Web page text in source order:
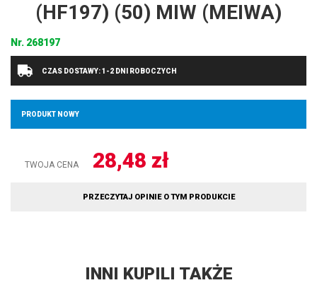
(HF197) (50) MIW (MEIWA)
Nr. 268197
CZAS DOSTAWY: 1-2 DNI ROBOCZYCH
PRODUKT NOWY
TWOJA CENA 28,48 zł
PRZECZYTAJ OPINIE O TYM PRODUKCIE
INNI KUPILI TAKŻE